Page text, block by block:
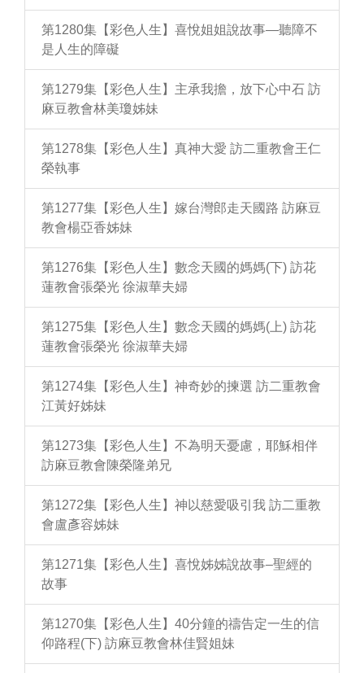
第1280集【彩色人生】喜悅姐姐說故事—聽障不
是人生的障礙
第1279集【彩色人生】主承我擔，放下心中石 訪
麻豆教會林美瓊姊妹
第1278集【彩色人生】真神大愛 訪二重教會王仁
榮執事
第1277集【彩色人生】嫁台灣郎走天國路 訪麻豆
教會楊亞香姊妹
第1276集【彩色人生】數念天國的媽媽(下) 訪花
蓮教會張榮光 徐淑華夫婦
第1275集【彩色人生】數念天國的媽媽(上) 訪花
蓮教會張榮光 徐淑華夫婦
第1274集【彩色人生】神奇妙的揀選 訪二重教會
江黃好姊妹
第1273集【彩色人生】不為明天憂慮，耶穌相伴
訪麻豆教會陳榮隆弟兄
第1272集【彩色人生】神以慈愛吸引我 訪二重教
會盧彥容姊妹
第1271集【彩色人生】喜悅姊姊說故事–聖經的
故事
第1270集【彩色人生】40分鐘的禱告定一生的信
仰路程(下) 訪麻豆教會林佳賢姐妹